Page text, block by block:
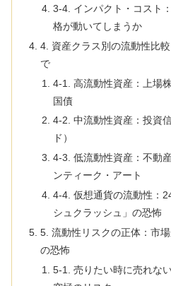
3-4. インパクト・コスト
格が動いてしまうか
4. 資産クラス別の流動性比
で
4-1. 高流動性資産：上場
国債
4-2. 中流動性資産：投資
ド）
4-3. 低流動性資産：不動
ンティーク・アート
4-4. 仮想通貨の流動性：
シュクラッシュ」の恐怖
5. 流動性リスクの正体：市
の恐怖
5-1. 売りたい時に売れな